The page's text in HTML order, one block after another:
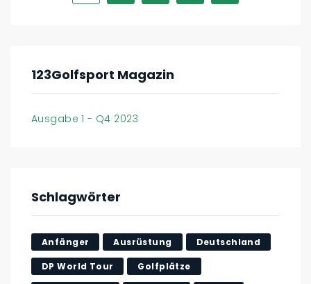
123Golfsport Magazin
Ausgabe 1 - Q4 2023
Schlagwörter
Anfänger Ausrüstung Deutschland
DP World Tour Golfplätze